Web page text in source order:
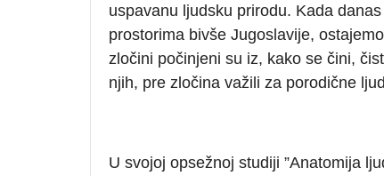
uspavanu ljudsku prirodu. Kada
prostorima bivše Jugoslavije,
zločini počinjeni su iz, kako se čini,
njih, pre zločina važili za porodične
U svojoj opsežnoj studiji ”Anatomija